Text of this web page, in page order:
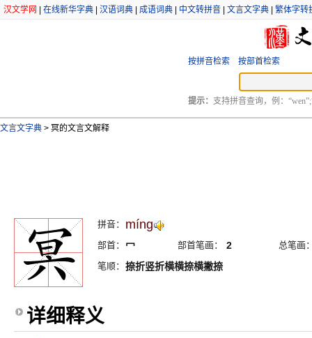
汉文学网 在线新华字典 汉语词典 成语词典 中文转拼音 文言文字典 繁体字转
按拼音检索 按部首检索
提示： 支持拼音查询，例：
文言文字典 > 冥的文言文解释
拼音： míng
部首： 冖 部首笔画： 2
总笔画
笔顺： 捺折竖折横横捺横撇捺
详细释义